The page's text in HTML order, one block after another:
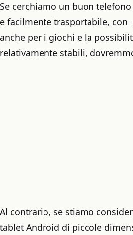
Se cerchiamo un buon
e facilmente trasportabile,
anche per i giochi e la
relativamente stabili,
Al contrario, se stiamo
tablet Android di piccole